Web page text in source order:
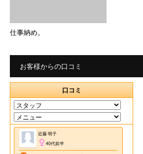
仕事納め。
お客様からの口コミ